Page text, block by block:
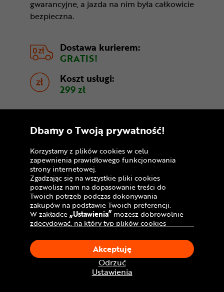
gwarancyjne, a jazda na nim była całkowicie
bezpieczna.
Dostawa kurierem:
GRATIS!
Koszt usługi:
299 zł
Odbiór w punkcie – rower
gotowy do jazdy
darmową dostawę
Dbamy o Twoją prywatność!
Korzystamy z plików cookies w celu
zapewnienia prawidłowego funkcjonowania
strony internetowej.
Zgadzając się na wszystkie pliki cookies
pozwolisz nam na dopasowanie treści do
Twoich potrzeb podczas dokonywania
zakupów na podstawie Twoich preferencji.
W zakładce„Ustawienia” możesz dobrowolnie
zdecydować, na który typ plików cookies
Klikając„Akceptuję”, wyrażasz zgodę na
stosowanie ciasteczek zgodnie z ustawieniami
Twojej przeglądarki.
W dowolnym momencie, możesz dokonać
zmiany swojego wyboru klikając opcję
Ustawienia
Odrzuć
Akceptuję